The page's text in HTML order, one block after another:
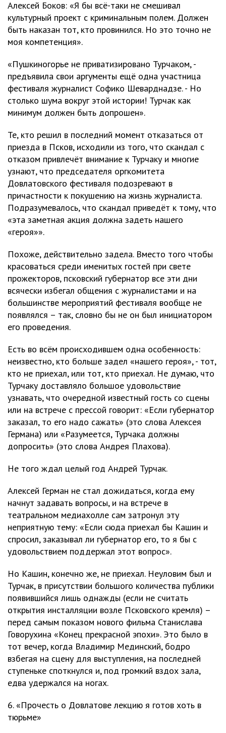
Алексей Боков: «Я бы всё-таки не смешивал
культурный проект с криминальным полем. Должен
быть наказан тот, кто провинился. Но это точно не
моя компетенция».
«Пушкиногорье не приватизировано Турчаком, -
предъявила свои аргументы ещё одна участница
фестиваля журналист Софико Шеварднадзе. - Но
столько шума вокруг этой истории! Турчак как
минимум должен быть допрошен».
Те, кто решил в последний момент отказаться от
приезда в Псков, исходили из того, что скандал с
отказом привлечёт внимание к Турчаку и многие
узнают, что председателя оргкомитета
Довлатовского фестиваля подозревают в
причастности к покушению на жизнь журналиста.
Подразумевалось, что скандал приведёт к тому, что
«эта заметная акция должна задеть нашего
«героя»».
Похоже, действительно задела. Вместо того чтобы
красоваться среди именитых гостей при свете
прожекторов, псковский губернатор все эти дни
всячески избегал общения с журналистами и на
большинстве мероприятий фестиваля вообще не
появлялся – так, словно бы не он был инициатором
его проведения.
Есть во всём происходившем одна особенность:
неизвестно, кто больше задел «нашего героя», - тот,
кто не приехал, или тот, кто приехал. Не думаю, что
Турчаку доставляло большое удовольствие
узнавать, что очередной известный гость со сцены
или на встрече с прессой говорит: «Если губернатор
заказал, то его надо сажать» (это слова Алексея
Германа) или «Разумеется, Турчака должны
допросить» (это слова Андрея Плахова).
Не того ждал целый год Андрей Турчак.
Алексей Герман не стал дожидаться, когда ему
начнут задавать вопросы, и на встрече в
театральном медиахолле сам затронул эту
неприятную тему: «Если сюда приехал бы Кашин и
спросил, заказывал ли губернатор его, то я бы с
удовольствием поддержал этот вопрос».
Но Кашин, конечно же, не приехал. Неуловим был и
Турчак, в присутствии большого количества публики
появившийся лишь однажды (если не считать
открытия инсталляции возле Псковского кремля) –
перед самым показом нового фильма Станислава
Говорухина «Конец прекрасной эпохи». Это было в
тот вечер, когда Владимир Мединский, бодро
взбегая на сцену для выступления, на последней
ступеньке споткнулся и, под громкий вздох зала,
едва удержался на ногах.
6. «Прочесть о Довлатове лекцию я готов хоть в
тюрьме»